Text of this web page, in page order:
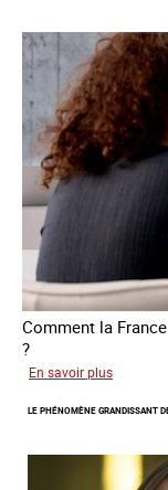
et
des
victimes
traite
Comment la
?
En savoir plus
regard
l'OCRTEH
LE PHÉNOMÈNE GRANDISSANT